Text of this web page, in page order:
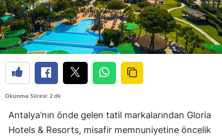
Okunma Süresi: 2 dk
Antalya’nın önde gelen tatil markalarından Gloria
Hotels & Resorts, misafir memnuniyetine öncelik